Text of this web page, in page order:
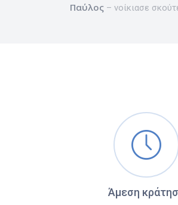
Παύλος νοίκιασε
Άμεση